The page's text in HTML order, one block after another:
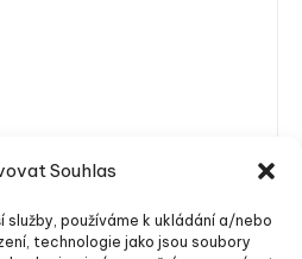
Souhlas
používáme k ukládání a/nebo
technologie jako jsou soubory